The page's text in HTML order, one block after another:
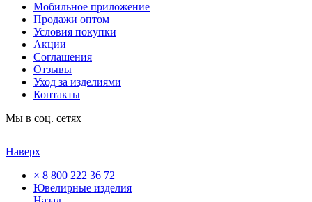
Мобильное приложение
Продажи оптом
Условия покупки
Акции
Соглашения
Отзывы
Уход за изделиями
Контакты
Мы в соц. сетях
Наверх
× 8 800 222 36 72
Ювелирные изделия